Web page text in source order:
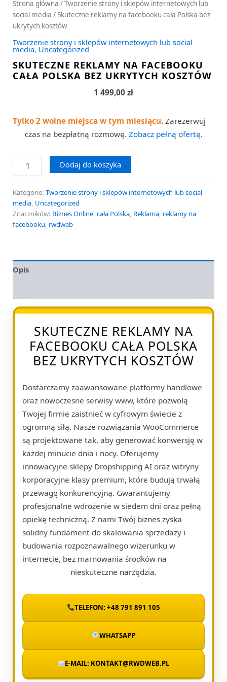
Strona główna /Tworzenie strony i sklepów internetowych lub
social media / Skuteczne reklamy na facebooku cała Polska bez
ukrytych kosztów
Tworzenie strony i sklepów internetowych lub social
media, Uncategorized
SKUTECZNE REKLAMY NA FACEBOOKU
CAŁA POLSKA BEZ UKRYTYCH KOSZTÓW
1 499,00 zł
Tylko 2 wolne miejsca w tym miesiącu. Zarezerwuj
czas na bezpłatną rozmowę. Zobacz pełną ofertę.
Dodaj do koszyka
Kategorie: Tworzenie strony i sklepów internetowych lub social
media, Uncategorized
Znaczników: Biznes Online, cała Polska, Reklama, reklamy na
facebooku, rwdweb
Opis
SKUTECZNE REKLAMY NA
FACEBOOKU CAŁA POLSKA
BEZ UKRYTYCH KOSZTÓW
Dostarczamy zaawansowane platformy handlowe
oraz nowoczesne serwisy www, które pozwolą
Twojej firmie zaistnieć w cyfrowym świecie z
ogromną siłą. Nasze rozwiązania WooCommerce
są projektowane tak, aby generować konwersję w
każdej minucie dnia i nocy. Oferujemy
innowacyjne sklepy Dropshipping AI oraz witryny
korporacyjne klasy premium, które budują trwałą
przewagę konkurencyjną. Gwarantujemy
profesjonalne wdrożenie w siedem dni oraz pełną
opiekę techniczną. Z nami Twój biznes zyska
solidny fundament do skalowania sprzedaży i
budowania rozpoznawalnego wizerunku w
internecie, bez marnowania środków na
nieskuteczne narzędzia.
TELEFON: +48 791 891 105
WHATSAPP
E-MAIL: KONTAKT@RWDWEB.PL